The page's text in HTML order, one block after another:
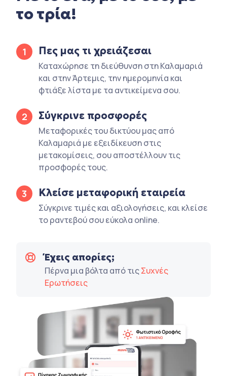
το τρία!
1 Πες μας τι χρειάζεσαι
Καταχώρησε τη διεύθυνση στη Καλαμαριά
και στην Άρτεμις, την ημερομηνία και
φτιάξε λίστα με τα αντικείμενα σου.
2 Σύγκρινε προσφορές
Μεταφορικές του δικτύου μας από
Καλαμαριά με εξειδίκευση στις
μετακομίσεις, σου αποστέλλουν τις
προσφορές τους.
3 Κλείσε μεταφορική εταιρεία
Σύγκρινε τιμές και αξιολογήσεις, και κλείσε
το ραντεβού σου εύκολα online.
Έχεις απορίες;
Πέρνα μια βόλτα από τιςΣυχνές
Ερωτήσεις